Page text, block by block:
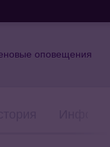
оповещения